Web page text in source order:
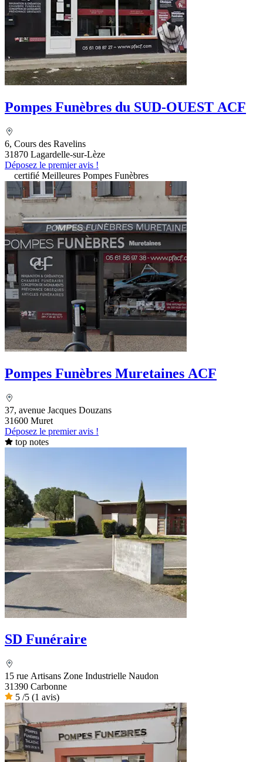
Pompes Funèbres du SUD-OUEST ACF
6, Cours des Ravelins
31870 Lagardelle-sur-Lèze
Déposez le premier avis !
certifié Meilleures Pompes Funèbres
Pompes Funèbres Muretaines ACF
37, avenue Jacques Douzans
31600 Muret
Déposez le premier avis !
top notes
SD Funéraire
15 rue Artisans Zone Industrielle Naudon
31390 Carbonne
5 /5 (1 avis)